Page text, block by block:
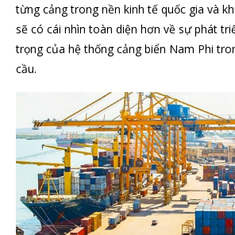
từng cảng trong nền kinh tế quốc gia và
sẽ có cái nhìn toàn diện hơn về sự phát
trọng của hệ thống cảng biển Nam Phi
cầu.